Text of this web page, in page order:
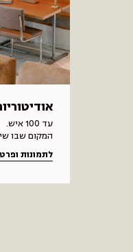
עד 100 איש.
המקום שבו
לתמונות